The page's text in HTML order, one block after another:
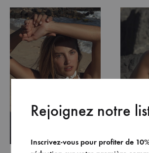
Rejoignez notre
Inscrivez-vous pour profiter de